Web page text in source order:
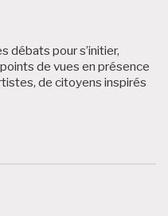
débats pour s’initier,
de vues en présence
de citoyens inspirés